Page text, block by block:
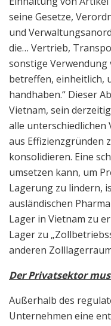
seine Gesetze,
und
die… Vertrieb,
sonstige Verwendung
betreffen, einheitlich,
handhaben.“ Dieser
Vietnam, sein
alle
aus Effizienzgründen
konsolidieren. Eine
umsetzen kann, um
Lagerung zu lindern,
ausländischen
Lager in Vietnam zu
Lager zu
anderen
Der Privatsektor
Außerhalb des
Unternehmen eine